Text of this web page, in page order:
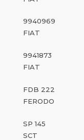
9940969
FIAT
9941873
FIAT
FDB 222
FERODO
SP 145
SCT